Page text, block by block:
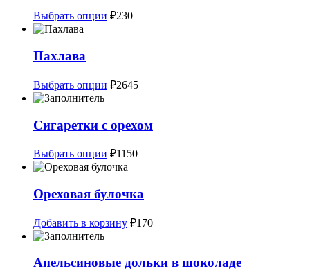
Выбрать опции Этот
можно
странице
₽230
Пахлава
Выбрать опции Этот
вариаций.
можно
выбрать
странице
₽2645
Сигаретки с орехом
Выбрать опции Этот
товар
вариаций.
можно
странице
₽1150
Ореховая булочка
Добавить в корзину ₽170
Апельсиновые дольки в шоколаде